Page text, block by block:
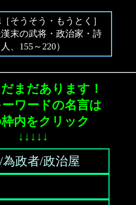
そうそう・もうとく］
漢末の武将・政治家・詩
人、155～220）
まだあります！
ワードの名言は
内をクリック
↓↓↓↓↓
政者/政治屋